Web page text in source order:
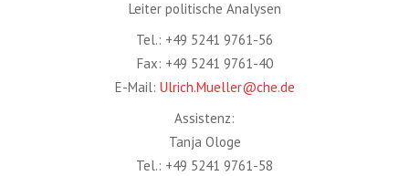
Leiter politische Analysen
Tel.: +49 5241 9761-56
Fax: +49 5241 9761-40
E-Mail: Ulrich.Mueller@che.de
Assistenz:
Tanja Ologe
Tel.: +49 5241 9761-58